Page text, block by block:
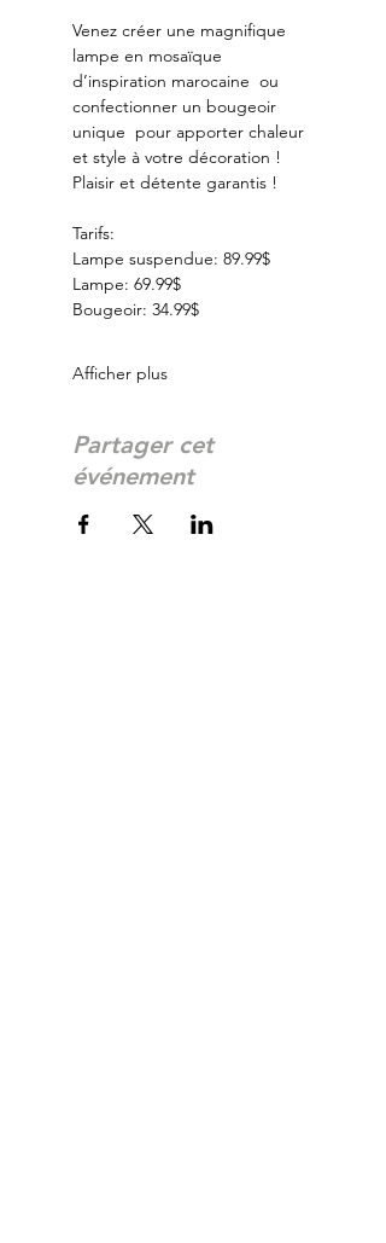
Venez créer une magnifique
lampe en mosaïque
d’inspiration marocaine  ou
confectionner un bougeoir
unique  pour apporter chaleur
et style à votre décoration !
Plaisir et détente garantis !
Tarifs:
Lampe suspendue: 89.99$
Lampe: 69.99$
Bougeoir: 34.99$
Afficher plus
Partager cet
événement